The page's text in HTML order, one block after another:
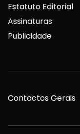
Estatuto Editorial
Assinaturas
Publicidade
Contactos Gerais